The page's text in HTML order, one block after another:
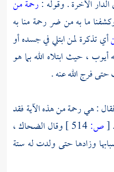
الآخرة . وقوله :رحمة من
ما به من ضر رحمة منا به
أي تذكرة لمن ابتلي في جسده أو
أيوب ، حيث ابتلاه الله بما هو
فرج الله عنه .
: هي رحمة من هذه الآية فقد
[ص: وقالالضحاك،
وزادها حتى ولدت له ستة